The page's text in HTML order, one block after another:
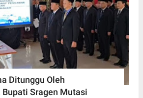
Ditunggu Oleh
Sragen Mutasi